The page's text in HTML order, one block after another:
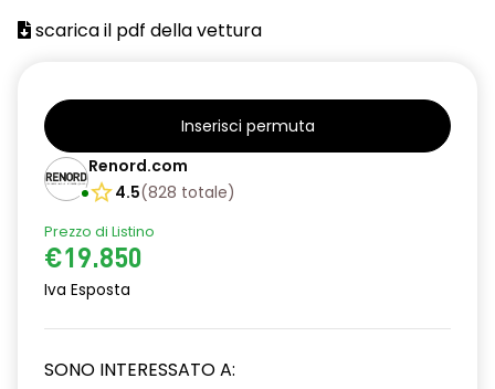
Bracciolo anteriore con vano portaoggetti
Chiusura elettrica delle porte
Climatizzatore automatico
Cruise Control
Design cerchi in lega TAMIA neri con coprimozzo in rame
Distance warning avviso distanza di sicurezza
Driver display 7''
Eco Mode
scarica il pdf della vettura
Inserisci permuta
Renord.com
4.5(828 totale)
Prezzo di Listino
€19.850
Iva Esposta
SONO INTERESSATO A: